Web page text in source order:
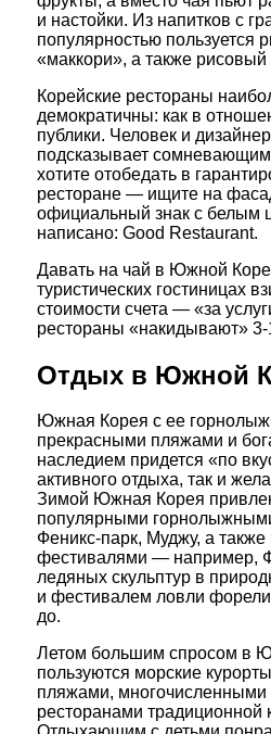
и настойки. Из напитков с
популярностью пользуется
«маккори», а также рисовый
Корейские рестораны
демократичны: как в
публики. Человек и
подсказывает
хотите отобедать в
ресторане — ищите на
официальный знак с белым
написано: Good Restaurant.
Давать на чай в Южной
туристических гостиницах
стоимости счета — «за
рестораны «накидывают» 3-
Отдых в Южной
Южная Корея с ее
прекрасными пляжами и
наследием придется «по
активного отдыха, так и
Зимой Южная Корея
популярными
Феникс-парк, Муджу, а
фестивалями — например,
ледяных скульптур в
и фестивалем ловли
до.
Летом большим спросом в
пользуются морские
пляжами, многочисленными
ресторанами традиционной